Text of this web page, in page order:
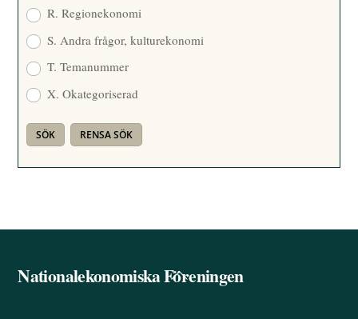
R. Regionekonomi
S. Andra frågor, kulturekonomi
T. Temanummer
X. Okategoriserad
Back
Nationalekonomiska Föreningen